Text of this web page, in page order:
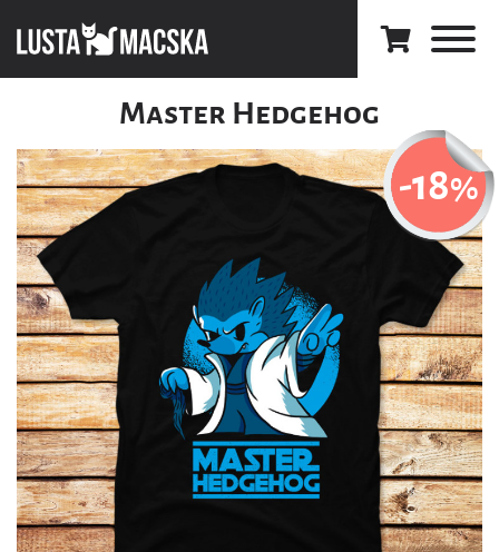
Master Hedgehog
-18%